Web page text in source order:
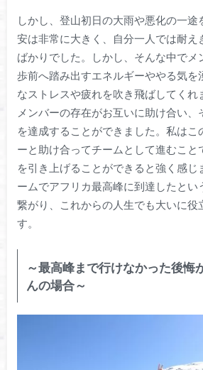
しかし、登山初日の大雨や悪化の一途
安は非常に大きく、自分一人では耐え
ばかりでした。しかし、そんな中でメ
歩前へ踏み出すエネルギーややる気を
なストレスや疲れを吹き飛ばしてくれ
メンバーの存在がお互いに助け合い
を達成することができました。私はこ
ーと助け合ってチームとして進むこと
を引き上げることができると強く感じ
ームでアフリカ最高峰に到達したとい
繋がり、これからの人生でも大いに役
す。
～最高峰まで行けなかった後悔
んの場合～